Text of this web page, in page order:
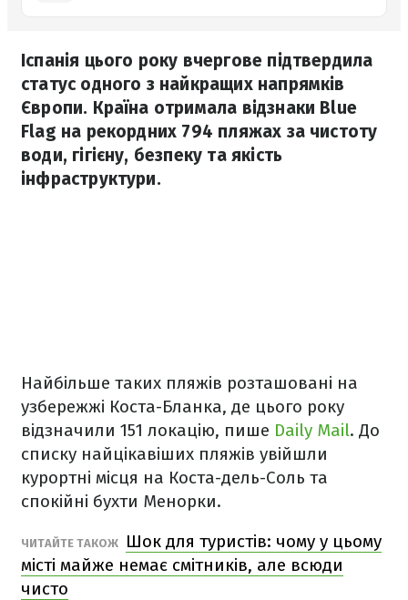
Іспанія цього року вчергове підтвердила
статус одного з найкращих напрямків
Європи. Країна отримала відзнаки Blue
Flag на рекордних 794 пляжах за чистоту
води, гігієну, безпеку та якість
інфраструктури.
Найбільше таких пляжів розташовані на
узбережжі Коста-Бланка, де цього року
відзначили 151 локацію, пише Daily Mail. До
списку найцікавіших пляжів увійшли
курортні місця на Коста-дель-Соль та
спокійні бухти Менорки.
ЧИТАЙТЕ ТАКОЖ
Шок для туристів: чому у цьому
місті майже немає смітників, але всюди
чисто